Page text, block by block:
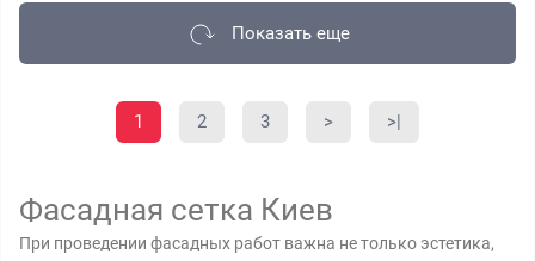
Показать еще
1 2 3 > >|
Фасадная сетка Киев
При проведении фасадных работ важна не только эстетика,